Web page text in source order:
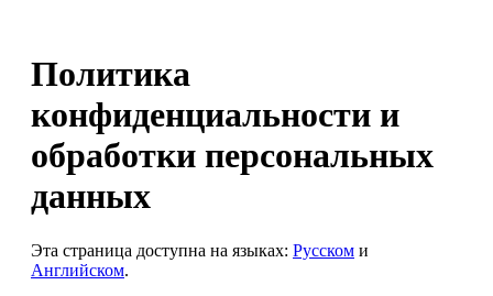
Политика
конфиденциальности и
обработки персональных
данных
Эта страница доступна на языках: Русском и
Английском.